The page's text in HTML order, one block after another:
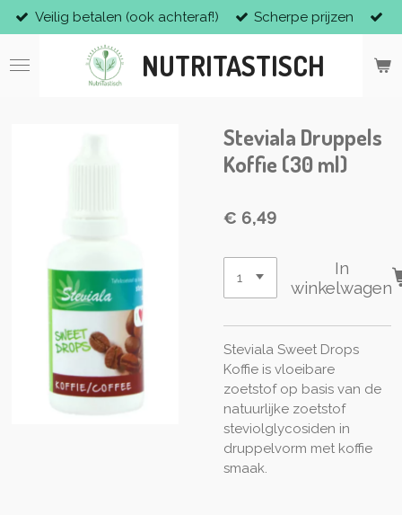
Ga
direct
naar
NUTRITASTISCH
Veilig betalen (ook achteraf!) Scherpe prijzen
Steviala Druppels
Koffie (30 ml)
€ 6,49
In
winkelwagen
Steviala Sweet Drops
Koffie is vloeibare
zoetstof op basis van de
natuurlijke zoetstof
steviolglycosiden in
druppelvorm met koffie
smaak.